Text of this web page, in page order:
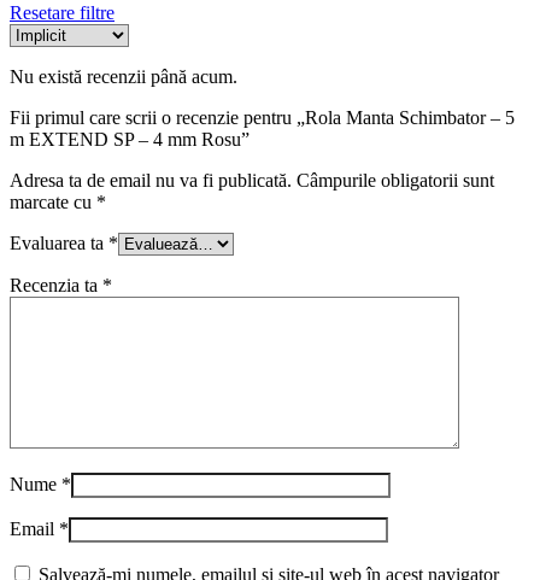
Resetare filtre
Nu există recenzii până acum.
Fii primul care scrii o recenzie pentru „Rola Manta Schimbator – 5
m EXTEND SP – 4 mm Rosu”
Adresa ta de email nu va fi publicată. Câmpurile obligatorii sunt
marcate cu *
Evaluarea ta *
Recenzia ta *
Nume *
Email *
Salvează-mi numele, emailul și site-ul web în acest navigator